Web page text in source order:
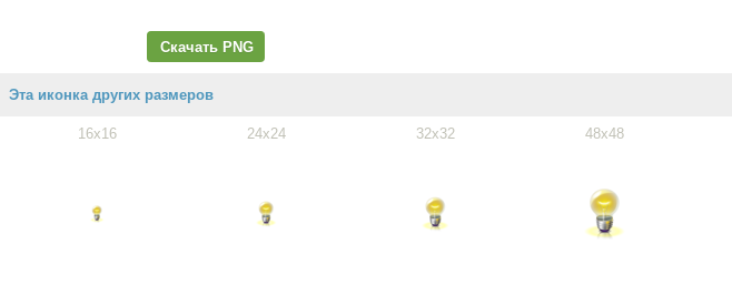
Скачать PNG
Эта иконка других размеров
16x16 24x24 32x32 48x48